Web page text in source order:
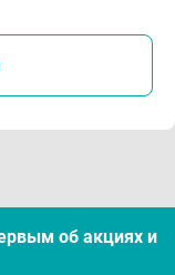
об акцияx и